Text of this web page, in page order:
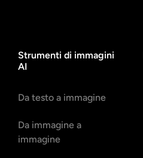
Strumenti di immagini
AI
Da testo a immagine
Da immagine a
immagine